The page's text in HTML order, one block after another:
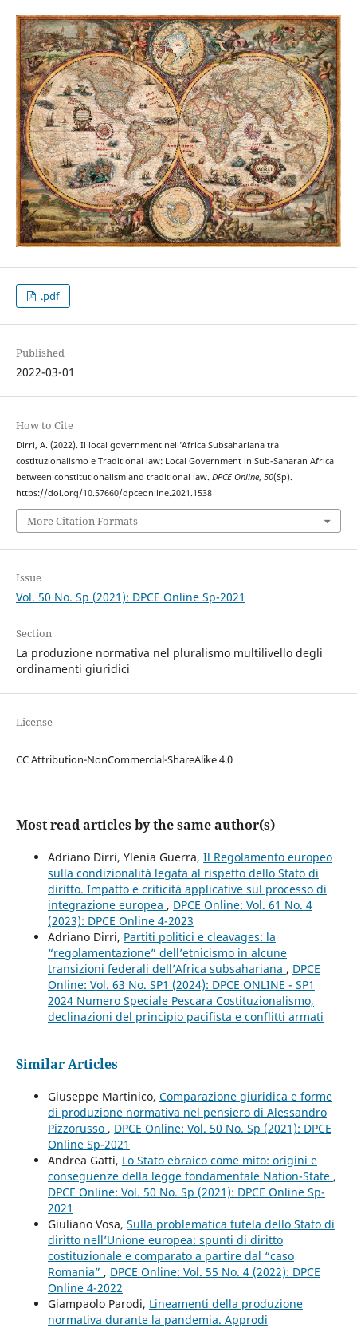
.pdf
Published
2022-03-01
How to Cite
Dirri, A. (2022). Il local government nell’Africa Subsahariana tra
costituzionalismo e Traditional law: Local Government in Sub-Saharan Africa
between constitutionalism and traditional law. DPCE Online, 50(Sp).
https://doi.org/10.57660/dpceonline.2021.1538
More Citation Formats
Issue
Vol. 50 No. Sp (2021): DPCE Online Sp-2021
Section
La produzione normativa nel pluralismo multilivello degli
ordinamenti giuridici
License
CC Attribution-NonCommercial-ShareAlike 4.0
Most read articles by the same author(s)
Adriano Dirri, Ylenia Guerra, Il Regolamento europeo
sulla condizionalità legata al rispetto dello Stato di
diritto. Impatto e criticità applicative sul processo di
integrazione europea , DPCE Online: Vol. 61 No. 4
(2023): DPCE Online 4-2023
Adriano Dirri, Partiti politici e cleavages: la
“regolamentazione” dell’etnicismo in alcune
transizioni federali dell’Africa subsahariana , DPCE
Online: Vol. 63 No. SP1 (2024): DPCE ONLINE - SP1
2024 Numero Speciale Pescara Costituzionalismo,
declinazioni del principio pacifista e conflitti armati
Similar Articles
Giuseppe Martinico, Comparazione giuridica e forme
di produzione normativa nel pensiero di Alessandro
Pizzorusso , DPCE Online: Vol. 50 No. Sp (2021): DPCE
Online Sp-2021
Andrea Gatti, Lo Stato ebraico come mito: origini e
conseguenze della legge fondamentale Nation-State ,
DPCE Online: Vol. 50 No. Sp (2021): DPCE Online Sp-
2021
Giuliano Vosa, Sulla problematica tutela dello Stato di
diritto nell’Unione europea: spunti di diritto
costituzionale e comparato a partire dal “caso
Romania” , DPCE Online: Vol. 55 No. 4 (2022): DPCE
Online 4-2022
Giampaolo Parodi, Lineamenti della produzione
normativa durante la pandemia. Approdi